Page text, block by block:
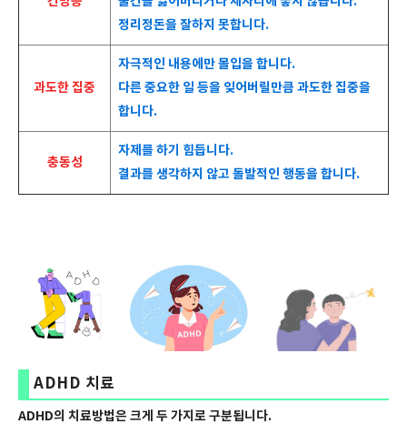
정리정돈을 잘하지 못합니다.
과도한 집중
자극적인 내용에만 몰입을 합니다.
다른 중요한 일 등을 잊어버릴만큼 과도한 집중을
합니다.
충동성
자제를 하기 힘듭니다.
결과를 생각하지 않고 돌발적인 행동을 합니다.
ADHD 치료
ADHD의 치료방법은 크게 두 가지로 구분됩니다.